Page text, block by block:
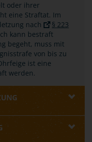
oder ihrer
eine Straftat. Im
nach
§ 223
kann bestraft
begeht, muss mit
von bis zu
ist eine
werden.